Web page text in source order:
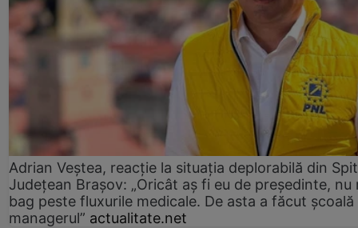
Adrian Veștea, reacție la situația deplorabilă din
Județean Brașov: „Oricât aș fi eu de președinte, nu
bag peste fluxurile medicale. De asta a făcut școală
managerul” actualitate.net